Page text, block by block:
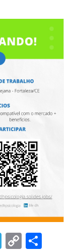
Telegram
Copy